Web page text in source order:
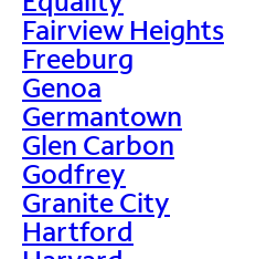
Fairview Heights
Freeburg
Genoa
Germantown
Glen Carbon
Godfrey
Granite City
Hartford